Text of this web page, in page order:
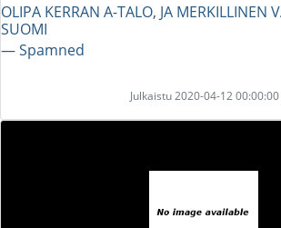
OLIPA KERRAN A-TALO, JA MERKILLINEN
SUOMI
― Spamned
Julkaistu 2020-04-12